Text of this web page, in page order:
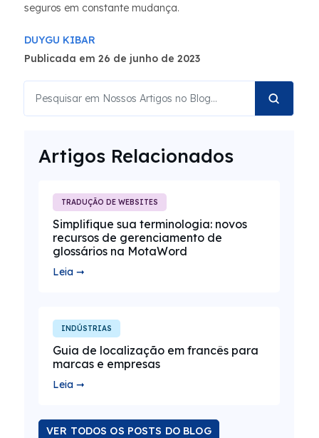
seguros em constante mudança.
DUYGU KIBAR
Publicada em 26 de junho de 2023
Artigos Relacionados
TRADUÇÃO DE WEBSITES
Simplifique sua terminologia: novos
recursos de gerenciamento de
glossários na MotaWord
Leia ➞
INDÚSTRIAS
Guia de localização em francês para
marcas e empresas
Leia ➞
VER TODOS OS POSTS DO BLOG